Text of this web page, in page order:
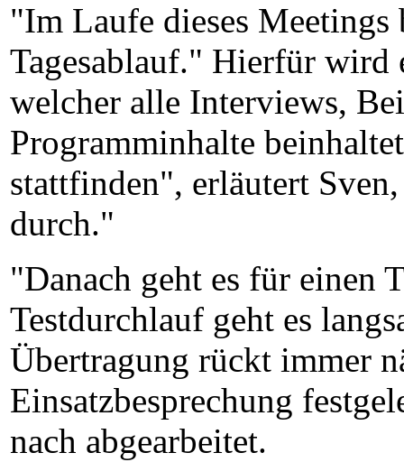
"Im Laufe dieses Meetings
Tagesablauf." Hierfür wird
welcher alle Interviews,
Programminhalte
stattfinden", erläutert
durch."
"Danach geht es für einen
Testdurchlauf geht es
Übertragung rückt immer
Einsatzbesprechung
nach abgearbeitet.